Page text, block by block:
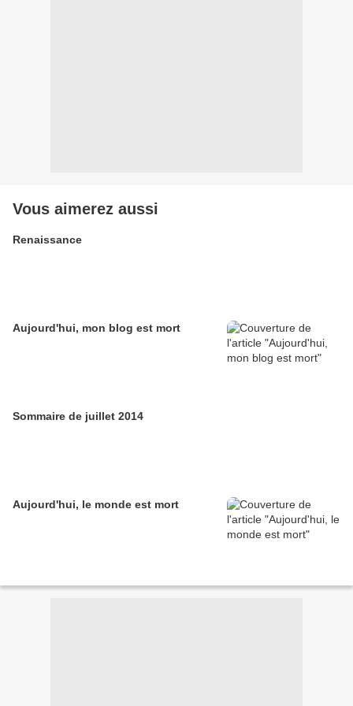
Vous aimerez aussi
Renaissance
Aujourd'hui, mon blog est mort
Sommaire de juillet 2014
Aujourd'hui, le monde est mort